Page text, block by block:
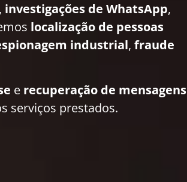
, investigações de WhatsApp,
localização de pessoas
industrial, fraude
e recuperação de mensagens
serviços prestados.